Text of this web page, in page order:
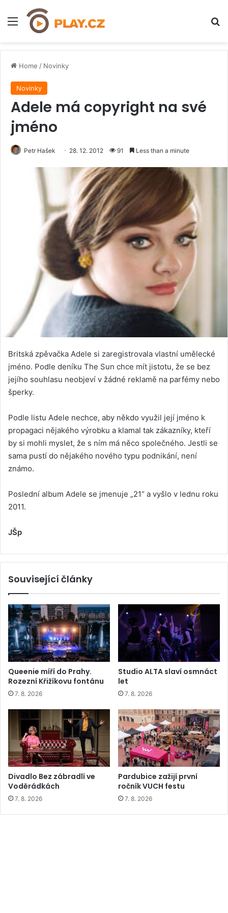
Menu
Home / Novinky
Novinky
Adele má copyright na své
jméno
Petr Hašek 28. 12. 2012 91 Less than a minute
Britská zpěvačka Adele si zaregistrovala vlastní umělecké
jméno. Podle deníku The Sun chce mít jistotu, že se bez
jejího souhlasu neobjeví v žádné reklamě na parfémy nebo
šperky.
Podle listu Adele nechce, aby někdo využil její jméno k
propagaci nějakého výrobku a klamal tak zákazníky, kteří
by si mohli myslet, že s ním má něco společného. Jestli se
sama pustí do nějakého nového typu podnikání, není
známo.
Poslední album Adele se jmenuje „21“ a vyšlo v lednu roku
2011.
JŠp
Související články
Queenie míří do Prahy.
Rozezní Křižíkovu fontánu
7. 8. 2026
Studio ALTA slaví osmnáct
let
7. 8. 2026
Divadlo Bez zábradlí ve
Voděrádkách
7. 8. 2026
Pardubice zažijí první
ročník VUCH festu
7. 8. 2026